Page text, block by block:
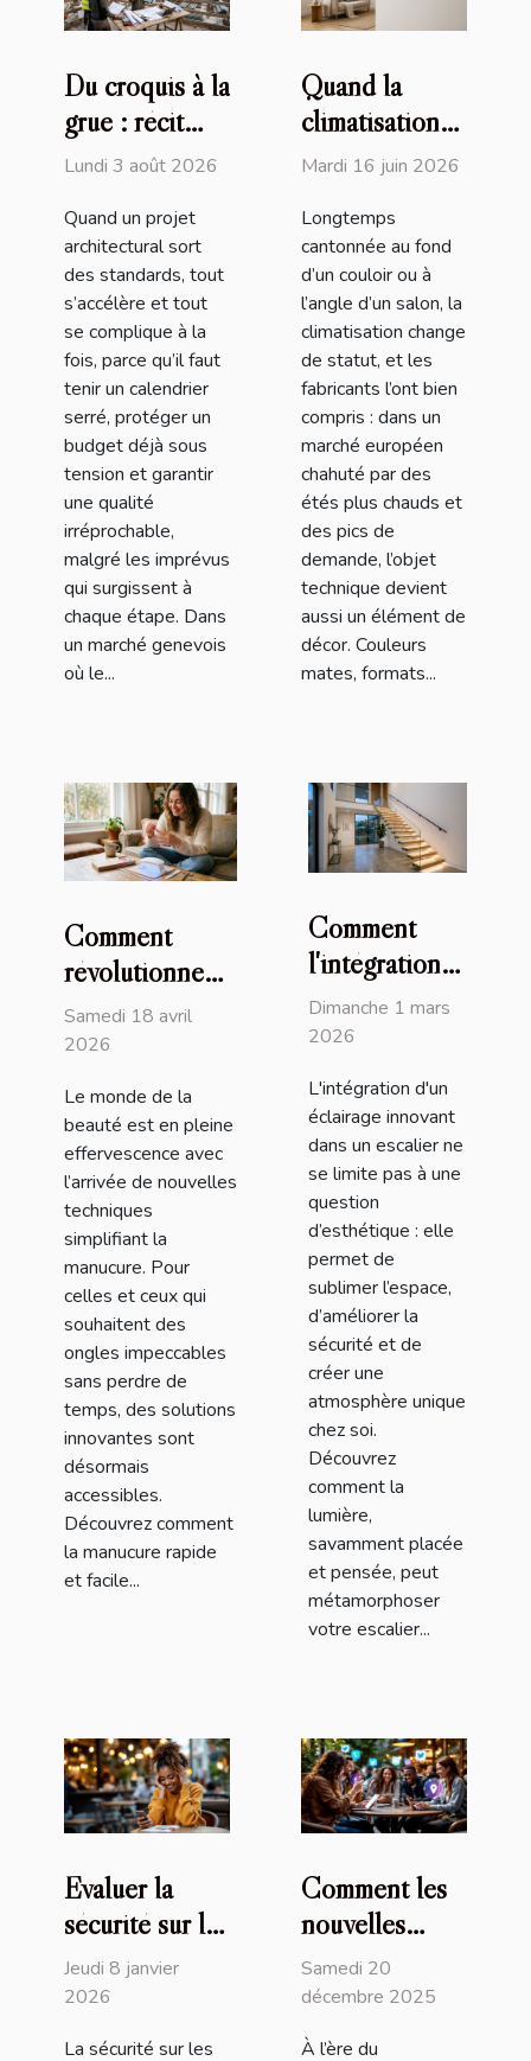
Du croquis à la
grue : récit
d’un projet
hors norme
Lundi 3 août 2026
Quand un projet
architectural sort
des standards, tout
s’accélère et tout
se complique à la
fois, parce qu’il faut
tenir un calendrier
serré, protéger un
budget déjà sous
tension et garantir
une qualité
irréprochable,
malgré les imprévus
qui surgissent à
chaque étape. Dans
un marché genevois
où le...
Quand la
climatisation
devient
fusion design
et
performance
Mardi 16 juin 2026
Longtemps
cantonnée au fond
d’un couloir ou à
l’angle d’un salon, la
climatisation change
de statut, et les
fabricants l’ont bien
compris : dans un
marché européen
chahuté par des
étés plus chauds et
des pics de
demande, l’objet
technique devient
aussi un élément de
décor. Couleurs
mates, formats...
Comment
révolutionnent-
ils la manucure
rapide et facile
Samedi 18 avril
2026
Le monde de la
beauté est en pleine
effervescence avec
l’arrivée de nouvelles
techniques
simplifiant la
manucure. Pour
celles et ceux qui
souhaitent des
ongles impeccables
sans perdre de
temps, des solutions
innovantes sont
désormais
accessibles.
Découvrez comment
la manucure rapide
et facile...
Comment
l'intégration
d'un éclairage
innovant
transforme-t-
elle votre
escalier ?
Dimanche 1 mars
2026
L'intégration d'un
éclairage innovant
dans un escalier ne
se limite pas à une
question
d’esthétique : elle
permet de
sublimer l’espace,
d’améliorer la
sécurité et de
créer une
atmosphère unique
chez soi.
Découvrez
comment la
lumière,
savamment placée
et pensée, peut
métamorphoser
votre escalier...
Évaluer la
sécurité sur les
plateformes de
rencontres en
ligne
Jeudi 8 janvier
2026
La sécurité sur les
Comment les
nouvelles
plateformes
modifient-elles
les règles de
Samedi 20
décembre 2025
À l’ère du